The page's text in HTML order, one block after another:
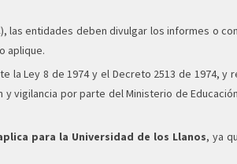
las entidades deben divulgar los informes o
aplique.
la Ley 8 de 1974 y el Decreto 2513 de 1974, y
vigilancia por parte del Ministerio de
para la Universidad de los Llanos, ya